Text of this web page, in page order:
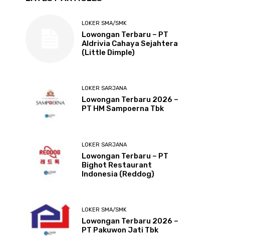
LOKER SMA/SMK
Lowongan Terbaru – PT
Aldrivia Cahaya Sejahtera
(Little Dimple)
LOKER SARJANA
Lowongan Terbaru 2026 –
PT HM Sampoerna Tbk
LOKER SARJANA
Lowongan Terbaru – PT
Bighot Restaurant
Indonesia (Reddog)
LOKER SMA/SMK
Lowongan Terbaru 2026 –
PT Pakuwon Jati Tbk